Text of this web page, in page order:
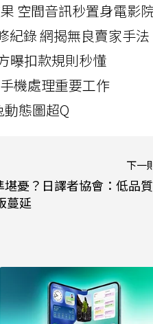
空間音訊秒置身電影
紀錄 網揭無良賣家手法
曝扣款規則秒懂
機處理重要工作
態圖超Q
下一
堪憂？日譯者協會：低品
蔓延